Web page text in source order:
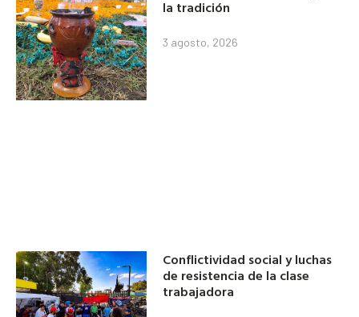
la tradición
3 agosto, 2026
Conflictividad social y luchas
de resistencia de la clase
trabajadora